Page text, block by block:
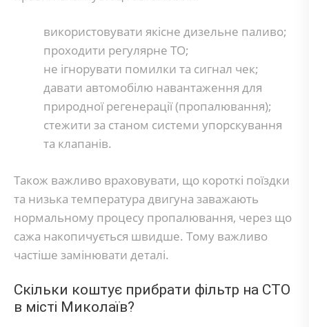
використовувати якісне дизельне паливо;
проходити регулярне ТО;
не ігнорувати помилки та сигнал чек;
давати автомобілю навантаження для
природної регенерації (пропалювання);
стежити за станом системи упорскування
та клапанів.
Також важливо враховувати, що короткі поїздки
та низька температура двигуна заважають
нормальному процесу пропалювання, через що
сажа накопичується швидше. Тому важливо
частіше замінювати деталі.
Скільки коштує прибрати фільтр на СТО
в місті Миколаїв?